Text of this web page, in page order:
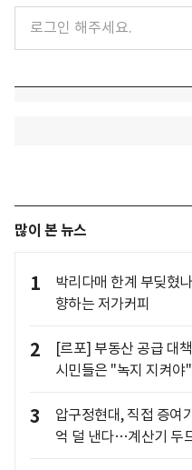
많이 본 뉴스
1
박리다매 한계 부딪혔
향하는 저가커피
2
[르포] 부동산 공급 대
시민들은 "녹지 지켜야"
3
압구정현대, 직접 증여
억 덜 낸다…계산기 두